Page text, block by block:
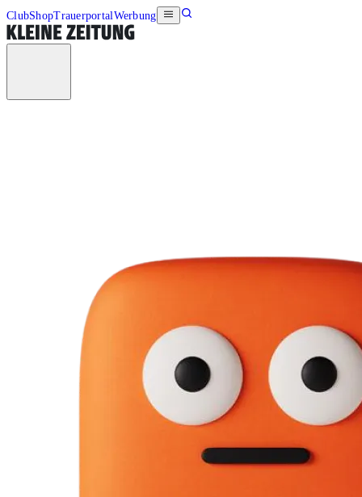
ClubShopTrauerportalWerbung